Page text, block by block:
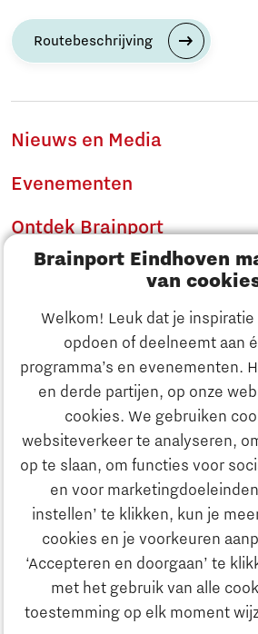
Brainport Eindhoven
van
Welkom! Leuk dat je
opdoen of deelneemt aan
programma’s en evenementen.
en derde partijen, op onze
cookies. We gebruiken
websiteverkeer te analyseren,
op te slaan, om functies voor
en voor
instellen’ te klikken, kun je
cookies en je voorkeuren
‘Accepteren en doorgaan’ te
met het gebruik van alle
toestemming op elk moment
Ontdek Brainport
Innovatie
Ondernemen
Onderwijs
Routebeschrijving
Nieuws en Media
Evenementen
Ontdek Brainport
Innovatie
Ondernemen
Onderwijs
Maatschappelijk
Strategie & Organisatie
Zoeken
Contact
Naar internationale website